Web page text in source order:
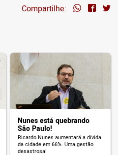
Compartilhe:
Nunes está quebrando
São Paulo!
Ricardo Nunes aumentará a dívida
da cidade em 66%. Uma gestão
desastrosa!